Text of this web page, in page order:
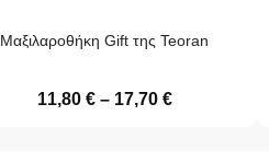
Μαξιλαροθήκη Gift της Teoran
11,80 € – 17,70 €